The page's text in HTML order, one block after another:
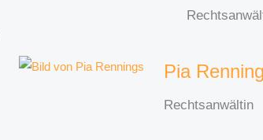
Pia
Rechtsanwältin